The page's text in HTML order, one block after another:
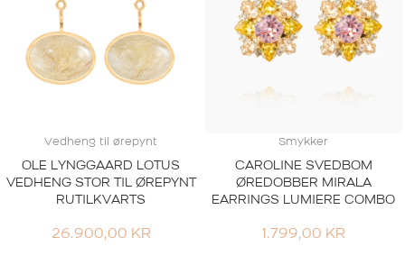
Vedheng til ørepynt
OLE LYNGGAARD LOTUS
VEDHENG STOR TIL ØREPYNT
RUTILKVARTS
26.900,00 KR
Smykker
CAROLINE SVEDBOM
ØREDOBBER MIRALA
EARRINGS LUMIERE COMBO
1.799,00 KR